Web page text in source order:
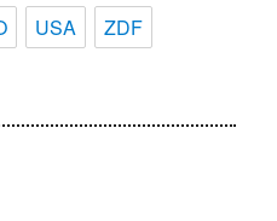
USA ZDF